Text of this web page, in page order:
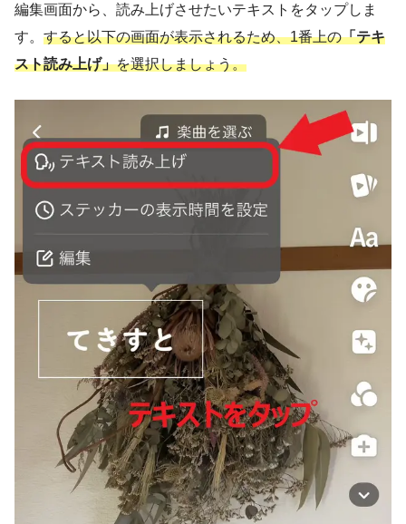
編集画面から、読み上げさせたいテキストをタップしま
す。 すると以下の画面が表示されるため、1番上の「テキ
スト読み上げ」を選択しましょう。